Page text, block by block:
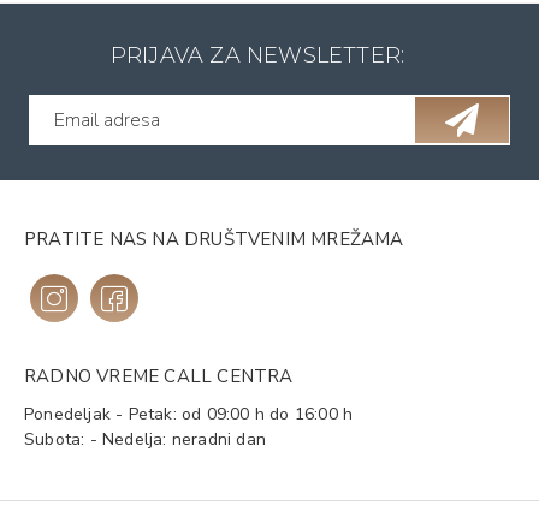
PRIJAVA ZA NEWSLETTER:
PRATITE NAS NA DRUŠTVENIM MREŽAMA
RADNO VREME CALL CENTRA
Ponedeljak - Petak: od 09:00 h do 16:00 h
Subota: - Nedelja: neradni dan